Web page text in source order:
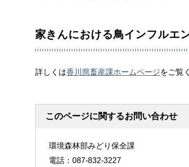
家きんにおける鳥インフルエ
詳しくは香川県畜産課ホームページをご覧
このページに関するお問い合わせ
環境森林部みどり保全課
電話：087-832-3227